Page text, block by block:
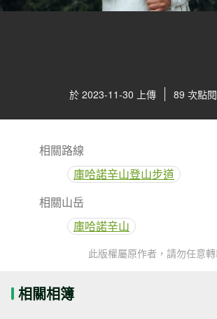
於 2023-11-30 上傳 89 次點閱
相關路線
庫哈諾辛山登山步道
相關山岳
庫哈諾辛山
此版權屬原作者，請勿任意
相關相簿